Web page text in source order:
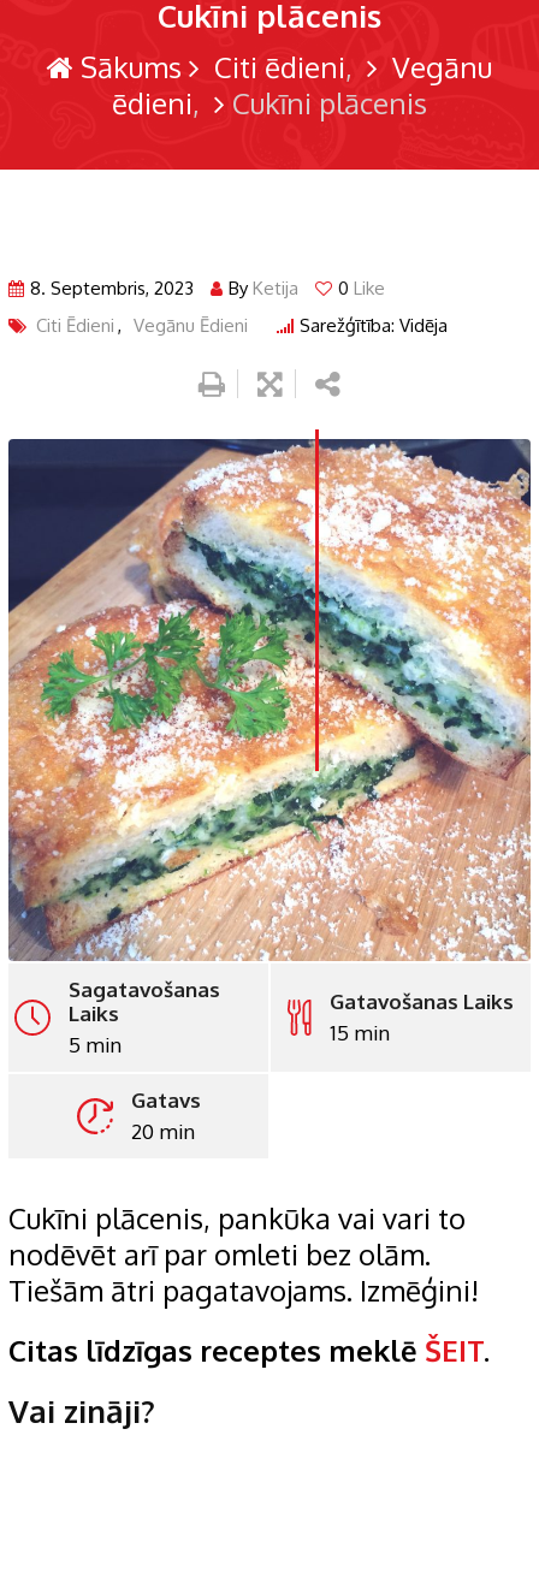
Cukīni plācenis
Sākums Citi ēdieni
Vegānu
ēdieni
Cukīni plācenis
8. Septembris, 2023 By Ketija 0 Like
Citi Ēdieni , Vegānu Ēdieni Sarežģītība: Vidēja
LinkedIn
Whatsapp
Pinterest
Print
Sagatavošanas
Laiks
5 min
Gatavošanas Laiks
15 min
Gatavs
20 min
Cukīni plācenis, pankūka vai vari to
nodēvēt arī par omleti bez olām.
Tiešām ātri pagatavojams. Izmēģini!
Citas līdzīgas receptes meklē ŠEIT.
Vai zināji?